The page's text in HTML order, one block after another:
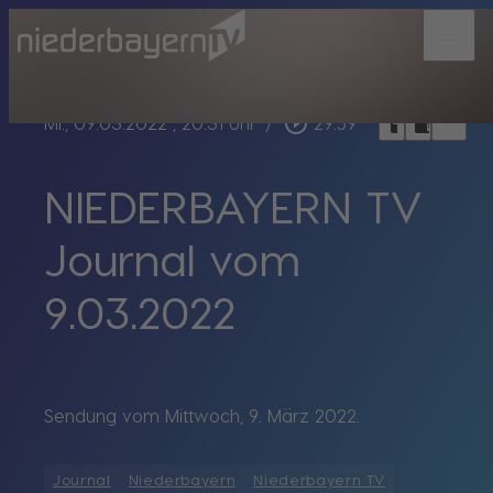
Mi., 09.03.2022, 20:31 Uhr / play_circle_outline 29:59 headphoneschrome_reader_modebookmark_border
NIEDERBAYERN TV
Journal vom
9.03.2022
Sendung vom Mittwoch, 9. März 2022.
Journal Niederbayern
Niederbayern TV